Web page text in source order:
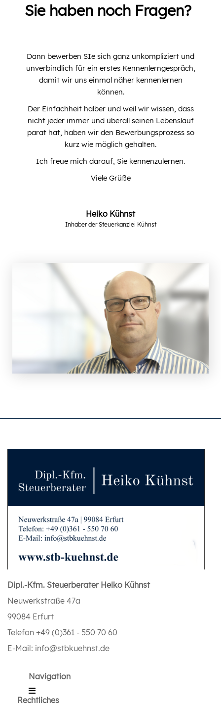
Sie haben noch Fragen?
Dann bewerben SIe sich ganz unkompliziert und
unverbindlich für ein erstes Kennenlerngespräch,
damit wir uns einmal näher kennenlernen
können.
Der Einfachheit halber und weil wir wissen, dass
nicht jeder immer und überall seinen Lebenslauf
parat hat, haben wir den Bewerbungsprozess so
kurz wie möglich gehalten.
Ich freue mich darauf, Sie kennenzulernen.
Viele Grüße
Heiko Kühnst
Inhaber der Steuerkanzlei Kühnst
Dipl.-Kfm. Steuerberater Heiko Kühnst
Neuwerkstraße 47a
99084 Erfurt
Telefon +49 (0)361 - 550 70 60
E-Mail: info@stbkuehnst.de
Navigation
Rechtliches